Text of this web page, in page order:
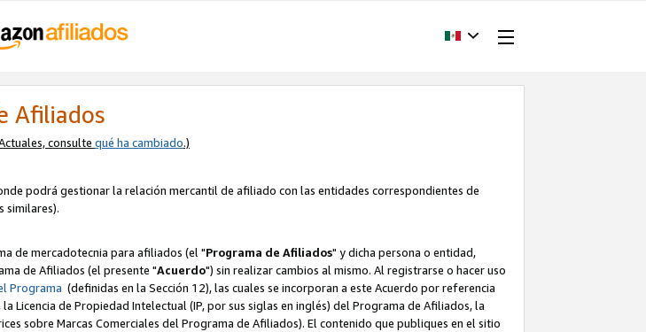
Afiliados
consulte qué ha cambiado.)
podrá gestionar la relación mercantil de afiliado con las entidades correspondientes de
similares).
de mercadotecnia para afiliados (el "Programa de Afiliados" y dicha persona o entidad,
de Afiliados (el presente "Acuerdo") sin realizar cambios al mismo. Al registrarse o hacer uso
Programa (definidas en la Sección 12), las cuales se incorporan a este Acuerdo por referencia
Licencia de Propiedad Intelectual (IP, por sus siglas en inglés) del Programa de Afiliados, la
sobre Marcas Comerciales del Programa de Afiliados). El contenido que publiques en el sitio